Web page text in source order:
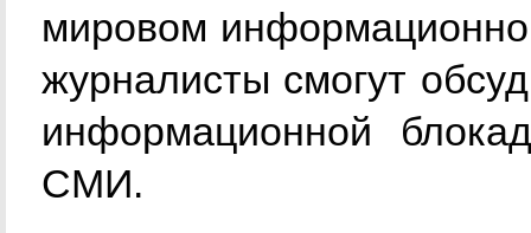
мировом
журналисты смогут
информационной
СМИ.